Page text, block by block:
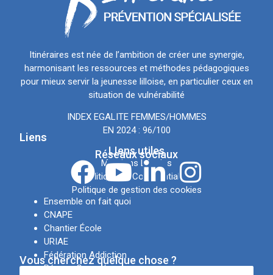
Itinéraires est née de l’ambition de créer une synergie,
harmonisant les ressources et méthodes pédagogiques
pour mieux servir la jeunesse lilloise, en particulier ceux en
situation de vulnérabilité
INDEX EGALITE FEMMES/HOMMES
EN 2024 : 96/100
LIens utiles
Mentions Légales
Politique de Confidentialité
Politique de gestion des cookies
Liens
Réseaux sociaux
Ensemble on fait quoi
CNAPE
Chantier École
URIAE
Fédération Addiction
Réseau Canopé
Vous cherchez quelque chose ?